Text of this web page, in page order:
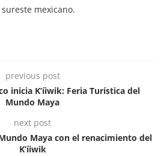
mexicano.
previous post
inicia K’íiwik: Feria Turística del
Mundo Maya
next post
Maya con el renacimiento del
K’íiwik